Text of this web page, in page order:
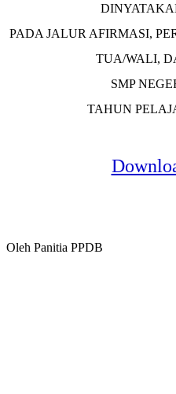
PADA JALUR AFIRMASI,
TUA/WALI,
SMP
TAHUN
Oleh Panitia PPDB